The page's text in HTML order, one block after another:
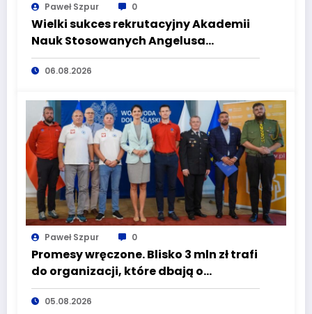
Paweł Szpur 0
Wielki sukces rekrutacyjny Akademii
Nauk Stosowanych Angelusa
Silesiusa! Uczelnia bije rekordy, ale Ty
wciąż masz szansę – weź udział w II
06.08.2026
Paweł Szpur 0
Promesy wręczone. Blisko 3 mln zł trafi
do organizacji, które dbają o
bezpieczeństwo mieszkańców
Dolnego Śląska
05.08.2026